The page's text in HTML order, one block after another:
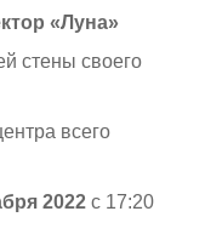
«Луна»
стены своего
всего
2022 с 17:20